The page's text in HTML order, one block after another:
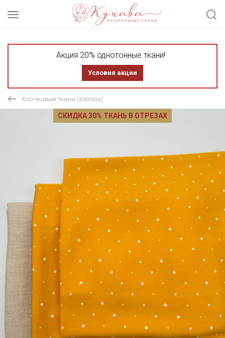
Акция 20% однотонные ткани!
Условия акции
Хлопковые ткани (хлопок)
СКИДКА 30% ТКАНЬ В ОТРЕЗАХ